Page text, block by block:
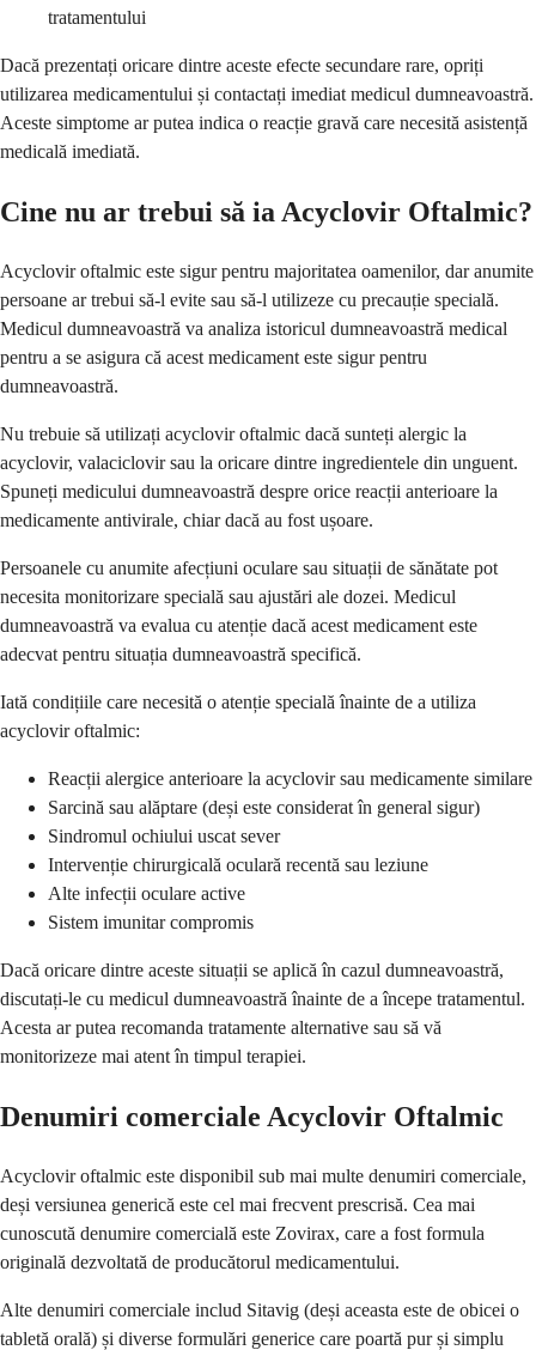
tratamentului
Dacă prezentați oricare dintre aceste efecte secundare rare, opriți
utilizarea medicamentului și contactați imediat medicul dumneavoastră.
Aceste simptome ar putea indica o reacție gravă care necesită asistență
medicală imediată.
Cine nu ar trebui să ia Acyclovir Oftalmic?
Acyclovir oftalmic este sigur pentru majoritatea oamenilor, dar anumite
persoane ar trebui să-l evite sau să-l utilizeze cu precauție specială.
Medicul dumneavoastră va analiza istoricul dumneavoastră medical
pentru a se asigura că acest medicament este sigur pentru
dumneavoastră.
Nu trebuie să utilizați acyclovir oftalmic dacă sunteți alergic la
acyclovir, valaciclovir sau la oricare dintre ingredientele din unguent.
Spuneți medicului dumneavoastră despre orice reacții anterioare la
medicamente antivirale, chiar dacă au fost ușoare.
Persoanele cu anumite afecțiuni oculare sau situații de sănătate pot
necesita monitorizare specială sau ajustări ale dozei. Medicul
dumneavoastră va evalua cu atenție dacă acest medicament este
adecvat pentru situația dumneavoastră specifică.
Iată condițiile care necesită o atenție specială înainte de a utiliza
acyclovir oftalmic:
Reacții alergice anterioare la acyclovir sau medicamente similare
Sarcină sau alăptare (deși este considerat în general sigur)
Sindromul ochiului uscat sever
Intervenție chirurgicală oculară recentă sau leziune
Alte infecții oculare active
Sistem imunitar compromis
Dacă oricare dintre aceste situații se aplică în cazul dumneavoastră,
discutați-le cu medicul dumneavoastră înainte de a începe tratamentul.
Acesta ar putea recomanda tratamente alternative sau să vă
monitorizeze mai atent în timpul terapiei.
Denumiri comerciale Acyclovir Oftalmic
Acyclovir oftalmic este disponibil sub mai multe denumiri comerciale,
deși versiunea generică este cel mai frecvent prescrisă. Cea mai
cunoscută denumire comercială este Zovirax, care a fost formula
originală dezvoltată de producătorul medicamentului.
Alte denumiri comerciale includ Sitavig (deși aceasta este de obicei o
tabletă orală) și diverse formulări generice care poartă pur și simplu